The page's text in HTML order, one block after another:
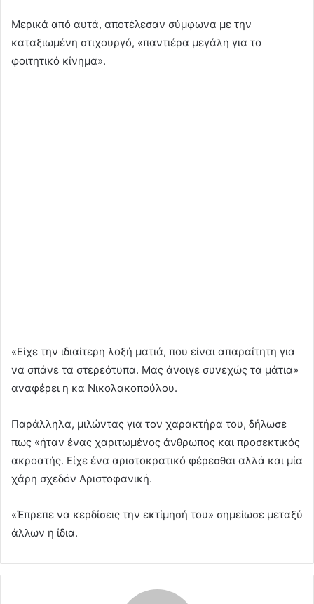
Μερικά από αυτά, αποτέλεσαν σύμφωνα με την
καταξιωμένη στιχουργό, «παντιέρα μεγάλη για το
φοιτητικό κίνημα».
«Είχε την ιδιαίτερη λοξή ματιά, που είναι απαραίτητη για
να σπάνε τα στερεότυπα. Μας άνοιγε συνεχώς τα μάτια»
αναφέρει η κα Νικολακοπούλου.
Παράλληλα, μιλώντας για τον χαρακτήρα του, δήλωσε
πως «ήταν ένας χαριτωμένος άνθρωπος και προσεκτικός
ακροατής. Είχε ένα αριστοκρατικό φέρεσθαι αλλά και μία
χάρη σχεδόν Αριστοφανική.
«Έπρεπε να κερδίσεις την εκτίμησή του» σημείωσε μεταξύ
άλλων η ίδια.